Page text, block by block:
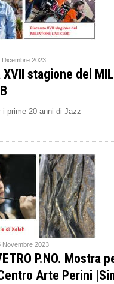
Dicembre 2023
stagione del
i prime 20 anni di Jazz
Novembre 2023
P.NO. Mostra
Arte Perini